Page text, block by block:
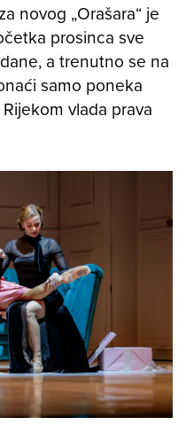
novog „Orašara“ je
prosinca sve
a trenutno se na
samo poneka
vlada prava